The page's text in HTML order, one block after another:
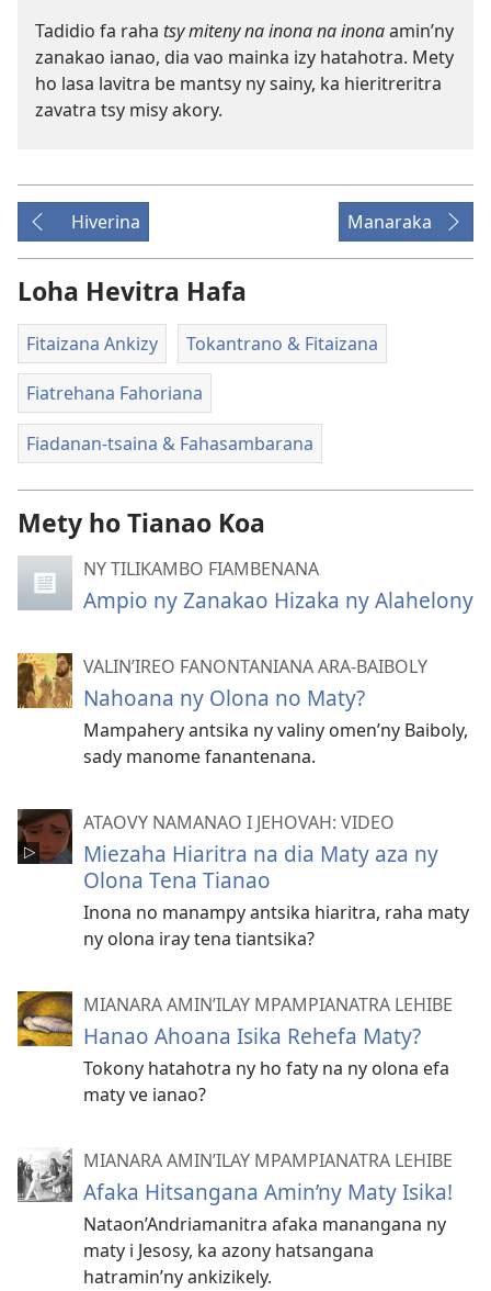
Tadidio fa raha tsy miteny na inona na inonaamin’ny
zanakao ianao, dia vao mainka izy hatahotra. Mety
ho lasa lavitra be mantsy ny sainy, ka hieritreritra
zavatra tsy misy akory.
Hiverina Manaraka
Loha Hevitra Hafa
Fitaizana Ankizy Tokantrano & Fitaizana
Fiatrehana Fahoriana
Fiadanan-tsaina & Fahasambarana
Mety ho Tianao Koa
NY TILIKAMBO FIAMBENANA
Ampio ny Zanakao Hizaka ny Alahelony
VALIN’IREO FANONTANIANA ARA-BAIBOLY
Nahoana ny Olona no Maty?
Mampahery antsika ny valiny omen’ny Baiboly,
sady manome fanantenana.
ATAOVY NAMANAO I JEHOVAH: VIDEO
Miezaha Hiaritra na dia Maty aza ny
Olona Tena Tianao
Inona no manampy antsika hiaritra, raha maty
ny olona iray tena tiantsika?
MIANARA AMIN’ILAY MPAMPIANATRA LEHIBE
Hanao Ahoana Isika Rehefa Maty?
Tokony hatahotra ny ho faty na ny olona efa
maty ve ianao?
MIANARA AMIN’ILAY MPAMPIANATRA LEHIBE
Afaka Hitsangana Amin’ny Maty Isika!
Nataon’Andriamanitra afaka manangana ny
maty i Jesosy, ka azony hatsangana
hatramin’ny ankizikely.